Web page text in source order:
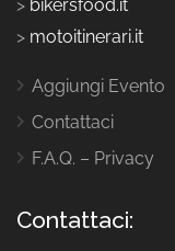
> bikersfood.it
> motoitinerari.it
Aggiungi Evento
Contattaci
F.A.Q. – Privacy
Contattaci: